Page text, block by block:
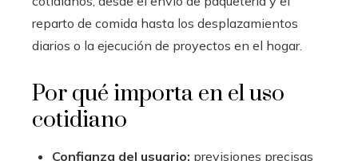
reparto de comida hasta los desplazamientos
diarios o la ejecución de proyectos en el hogar.
Por qué importa en el uso
cotidiano
Confianza del usuario: previsiones precisas